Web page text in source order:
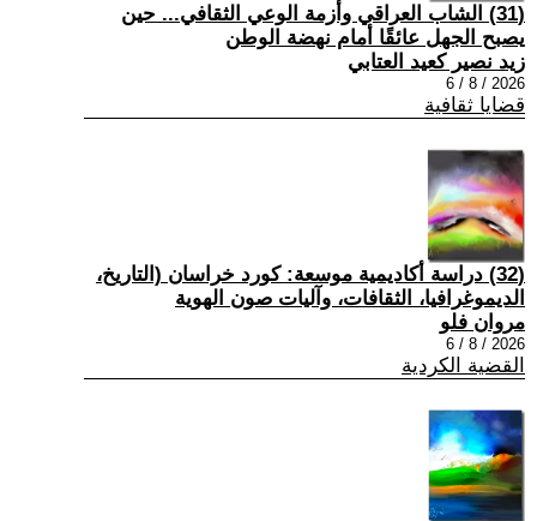
(31) الشاب العراقي وأزمة الوعي الثقافي... حين
يصبح الجهل عائقًا أمام نهضة الوطن
زيد نصير كعيد العتابي
2026 / 8 / 6
قضايا ثقافية
(32) دراسة أكاديمية موسعة: كورد خراسان (التاريخ،
الديموغرافيا، الثقافات، وآليات صون الهوية
مروان فلو
2026 / 8 / 6
القضية الكردية